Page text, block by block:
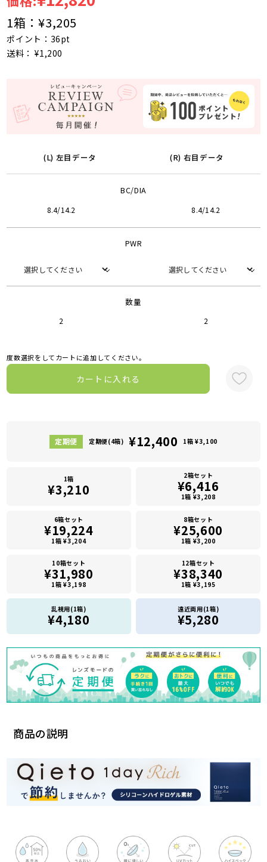
商品の説明
1箱：¥3,205
ポイント：36pt
送料： ¥1,200
(L) 左目データ (R) 右目データ
BC/DIA
8.4/14.2 8.4/14.2
PWR
数量
2 2
度数選択をしてカートに追加してください。
カートに入れる
定期便(4箱) ¥12,400 1箱 ¥3,100
1箱
¥3,210
2箱セット
¥6,416
1箱 ¥3,208
6箱セット
¥19,224
1箱 ¥3,204
8箱セット
¥25,600
1箱 ¥3,200
10箱セット
¥31,980
1箱 ¥3,198
12箱セット
¥38,340
1箱 ¥3,195
乱視用(1箱)
¥4,180
遠近両用(1箱)
¥5,280